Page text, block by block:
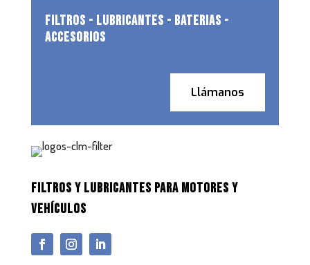
FILTROS - LUBRICANTES - BATERIAS -
ACCESORIOS
Llámanos
FILTROS Y LUBRICANTES PARA MOTORES Y
VEHÍCULOS